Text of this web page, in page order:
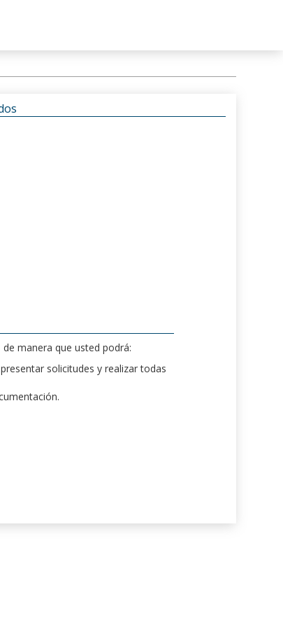
manera que usted podrá:
solicitudes y realizar todas